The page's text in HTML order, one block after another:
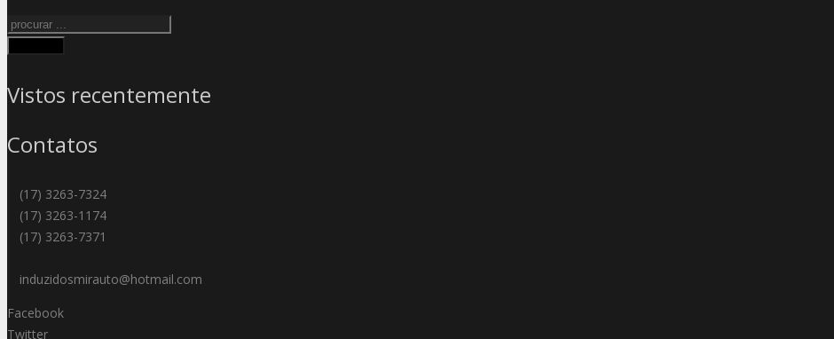
Vistos recentemente
Contatos
(17) 3263-7324
(17) 3263-1174
(17) 3263-7371
induzidosmirauto@hotmail.com
Facebook
Twitter